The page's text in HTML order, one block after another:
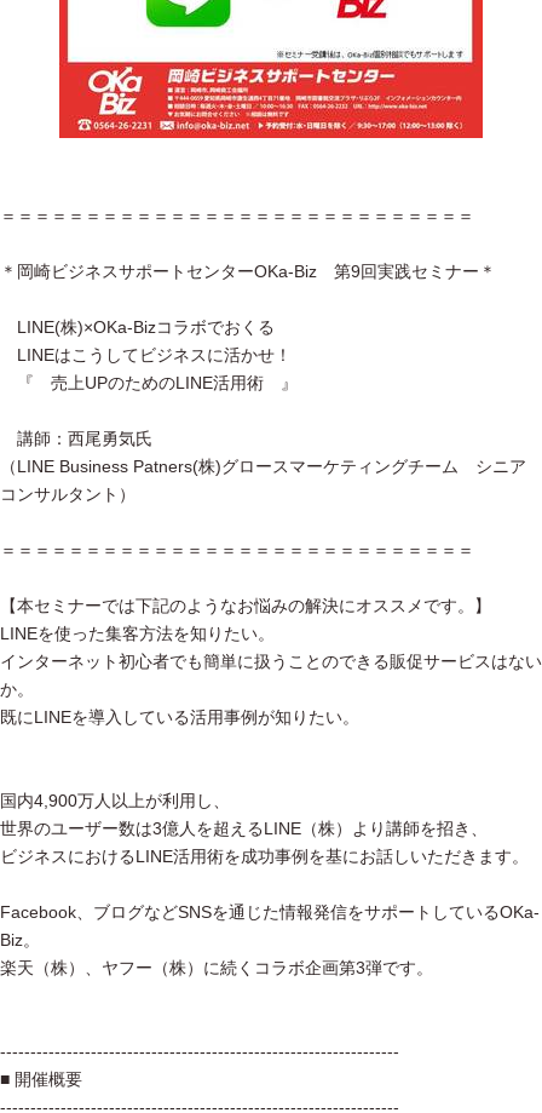
＝＝＝＝＝＝＝＝＝＝＝＝＝＝＝＝＝＝＝＝＝＝＝＝＝＝＝＝
＊岡崎ビジネスサポートセンターOKa-Biz 第9回実践セミナー＊
LINE(株)×OKa-Bizコラボでおくる
LINEはこうしてビジネスに活かせ！
『 売上UPのためのLINE活用術 』
講師：西尾勇気氏
（LINE Business Patners(株)グロースマーケティングチーム シニア
コンサルタント）
＝＝＝＝＝＝＝＝＝＝＝＝＝＝＝＝＝＝＝＝＝＝＝＝＝＝＝＝
【本セミナーでは下記のようなお悩みの解決にオススメです。】
LINEを使った集客方法を知りたい。
インターネット初心者でも簡単に扱うことのできる販促サービスはない
か。
既にLINEを導入している活用事例が知りたい。
国内4,900万人以上が利用し、
世界のユーザー数は3億人を超えるLINE（株）より講師を招き、
ビジネスにおけるLINE活用術を成功事例を基にお話しいただきます。
Facebook、ブログなどSNSを通じた情報発信をサポートしているOKa-
Biz。
楽天（株）、ヤフー（株）に続くコラボ企画第3弾です。
------------------------------------------------------------------
■ 開催概要
------------------------------------------------------------------